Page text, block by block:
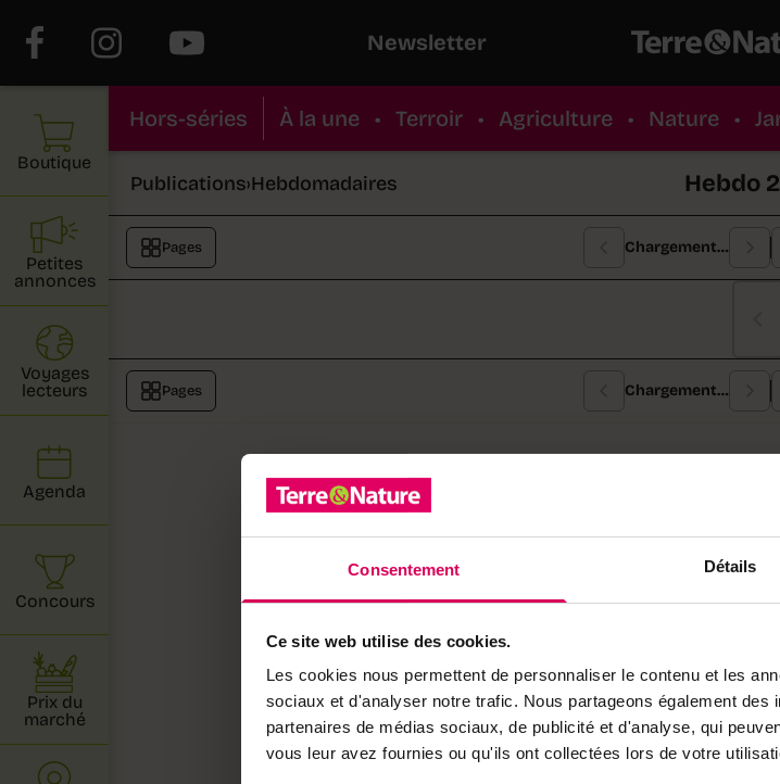
Consentement Détails
Ce site web utilise des cookies.
Les cookies nous permettent de personnaliser le contenu et les
sociaux et d'analyser notre trafic. Nous partageons également
partenaires de médias sociaux, de publicité et d'analyse, qui
vous leur avez fournies ou qu'ils ont collectées lors de votre
Newsletter
Hors-séries À la une • Terroir • Agriculture • Nature •
Publications›Hebdomadaires Hebdo
Chargement…
Pages
Chargement…
Pages
Au sommaire de cette semaine :
consommation de trois espèces
Sylvia Schibli Saputra avec son élevage
dégustation. En Suisse romande, la truffe
Pierre Pittet se diversifie dans la
d'agriculteurs. Le physicien Ancelin
variations atmosphériques du méthane,
décideurs politiques à agir face au
Ce numéro d'octobre célèbre l'innovation
Boutique
Petites
annonces
Voyages
lecteurs
Agenda
Concours
Prix du
marché